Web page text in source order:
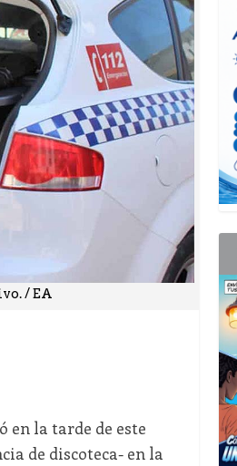
/ EA
en la tarde de este
de discoteca- en la